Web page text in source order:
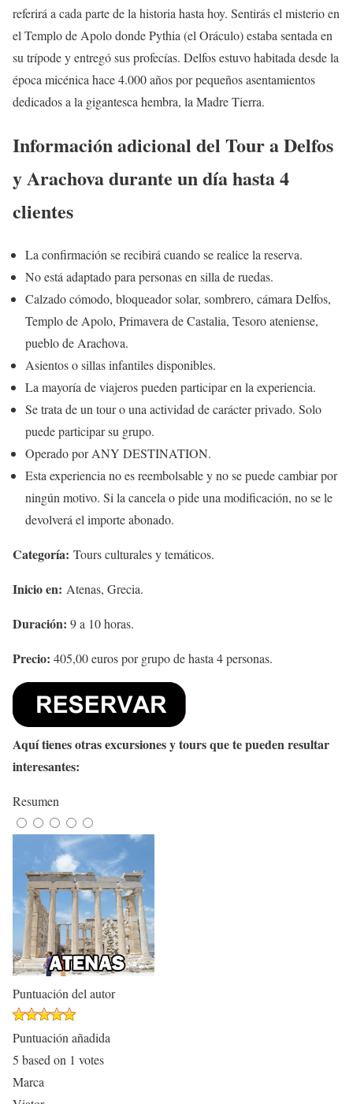
referirá a cada parte de la historia hasta hoy. Sentirás el misterio en
el Templo de Apolo donde Pythia (el Oráculo) estaba sentada en
su trípode y entregó sus profecías. Delfos estuvo habitada desde la
época micénica hace 4.000 años por pequeños asentamientos
dedicados a la gigantesca hembra, la Madre Tierra.
Información adicional del Tour a Delfos
y Arachova durante un día hasta 4
clientes
La confirmación se recibirá cuando se realice la reserva.
No está adaptado para personas en silla de ruedas.
Calzado cómodo, bloqueador solar, sombrero, cámara Delfos,
Templo de Apolo, Primavera de Castalia, Tesoro ateniense,
pueblo de Arachova.
Asientos o sillas infantiles disponibles.
La mayoría de viajeros pueden participar en la experiencia.
Se trata de un tour o una actividad de carácter privado. Solo
puede participar su grupo.
Operado por ANY DESTINATION.
Esta experiencia no es reembolsable y no se puede cambiar por
ningún motivo. Si la cancela o pide una modificación, no se le
devolverá el importe abonado.
Categoría: Tours culturales y temáticos.
Inicio en: Atenas, Grecia.
Duración: 9 a 10 horas.
Precio: 405,00 euros por grupo de hasta 4 personas.
Aquí tienes otras excursiones y tours que te pueden resultar
interesantes:
Resumen
Puntuación del autor
Puntuación añadida
5 based on 1 votes
Marca